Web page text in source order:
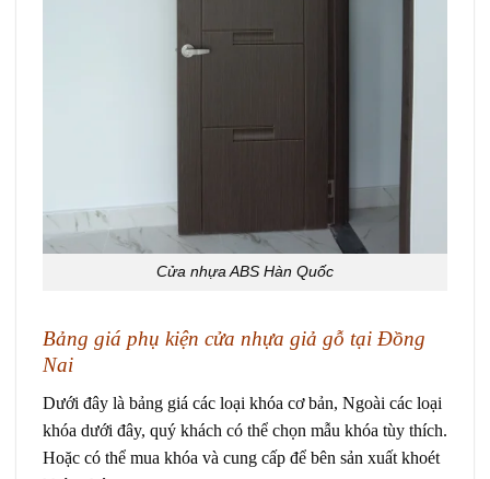
Cửa nhựa ABS Hàn Quốc
Bảng giá phụ kiện cửa nhựa giả gỗ tại Đồng
Nai
Dưới đây là bảng giá các loại khóa cơ bản, Ngoài các loại
khóa dưới đây, quý khách có thể chọn mẫu khóa tùy thích.
Hoặc có thể mua khóa và cung cấp để bên sản xuất khoét